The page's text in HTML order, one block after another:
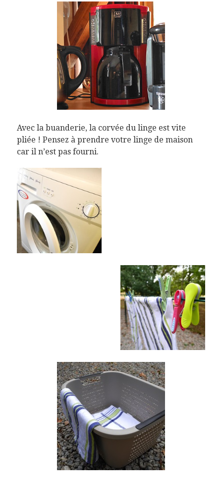
Avec la buanderie, la corvée du linge est vite
pliée ! Pensez à prendre votre linge de maison
car il n’est pas fourni.